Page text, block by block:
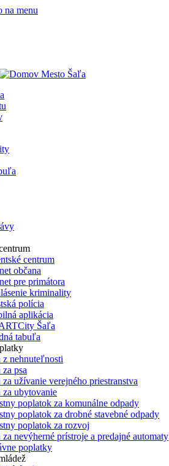
na menu
centrum
občana
pre primátora
kriminality
polícia
aplikácia
Šaľa
tabuľa
z nehnuteľnosti
psa
za užívanie verejného priestranstva
za ubytovanie
poplatok za komunálne odpady
poplatok za drobné stavebné odpady
poplatok za rozvoj
za nevýherné prístroje a predajné automaty
poplatky